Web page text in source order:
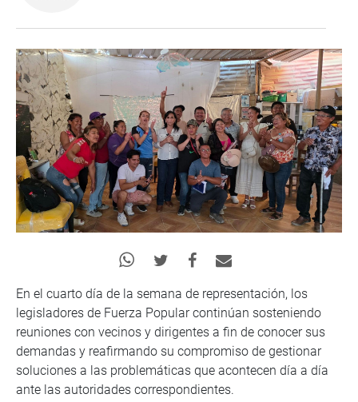
En el cuarto día de la semana de representación, los
legisladores de Fuerza Popular continúan sosteniendo
reuniones con vecinos y dirigentes a fin de conocer sus
demandas y reafirmando su compromiso de gestionar
soluciones a las problemáticas que acontecen día a día
ante las autoridades correspondientes.